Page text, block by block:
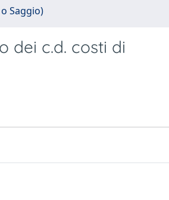
Saggio)
dei c.d. costi di